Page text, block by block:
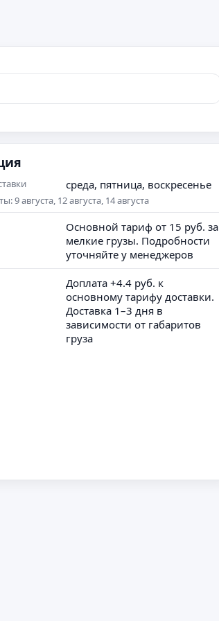
среда, пятница, воскресенье
9 августа, 12 августа, 14 августа
Основной тариф от 15 руб. за
мелкие грузы. Подробности
уточняйте у менеджеров
Доплата +4.4 руб. к
основному тарифу доставки.
Доставка 1–3 дня в
зависимости от габаритов
груза